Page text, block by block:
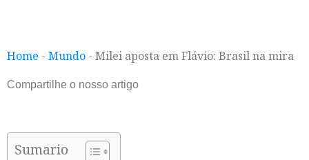
Home - Mundo - Milei aposta em Flávio: Brasil na mira
Compartilhe o nosso artigo
Sumario